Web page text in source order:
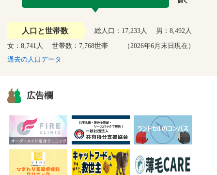
人口と世帯数 総人口： 17,233人 男： 8,492人
女： 8,741人 世帯数： 7,768世帯
（2026年6月末日現在）
過去の人口データ
広告欄